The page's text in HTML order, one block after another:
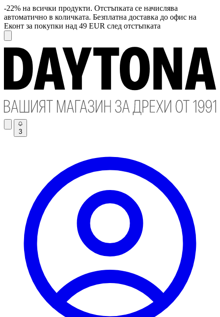
-22% на всички продукти. Отстъпката се начислява
автоматично в количката. Безплатна доставка до офис на
Еконт за покупки над 49 EUR след отстъпката
3